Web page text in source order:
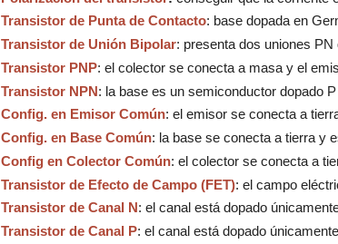
Transistor de Punta de Contacto: base dopada en
Transistor de Unión Bipolar: presenta dos uniones
Transistor PNP: el colector se conecta a masa y el
Transistor NPN: la base es un semiconductor dopado
Config. en Emisor Común: el emisor se conecta a
Config. en Base Común: la base se conecta a tierra y
Config en Colector Común: el colector se conecta a
Transistor de Efecto de Campo (FET): el campo
Transistor de Canal N: el canal está dopado
Transistor de Canal P: el canal está dopado